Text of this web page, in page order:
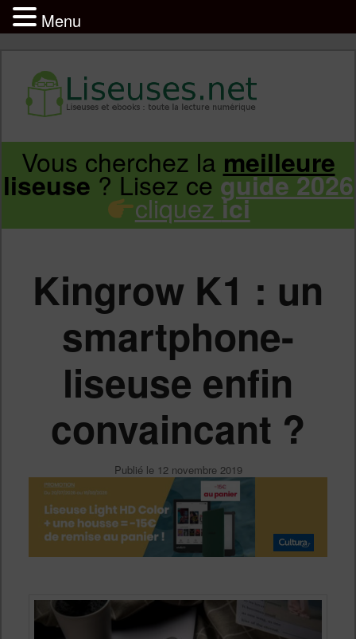
Infos sur les liseuses Kindle, Kobo,
Vivlio, Pocketbook
Aller
principal
Aller
secondaire
Vous cherchez la meilleure
liseuse? Lisez ceguide 2026
cliquez ici
Kingrow K1 : un
smartphone-
liseuse enfin
convaincant ?
Publié le 12 novembre 2019
Menu